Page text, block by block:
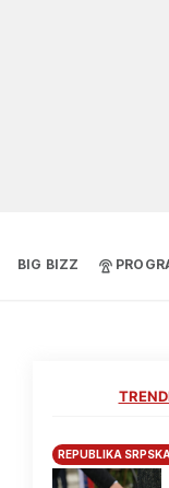
BIG BIZZ
REPUBLIKA